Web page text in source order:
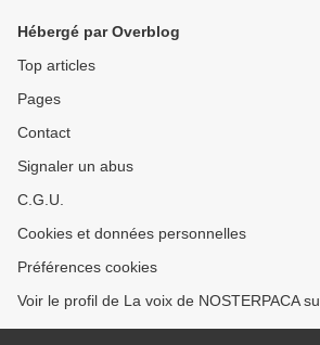
Hébergé par Overblog
Top articles
Pages
Contact
Signaler un abus
C.G.U.
Cookies et données personnelles
Préférences cookies
Voir le profil de La voix de NOSTERPACA